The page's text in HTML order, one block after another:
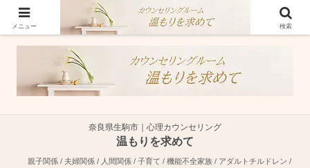
奈良県生駒市で親子関係・夫婦関係・人間関係に特化した心理カウンセラーで
す。
奈良県生駒市｜心理カウンセリング
温もりを求めて
親子関係 / 夫婦関係 / 人間関係 / 子育て / 機能不全家族 / アダルトチルドレン /
メニュー 検索